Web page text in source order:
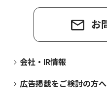
お
会社・IR情報
広告掲載をご検討の方へ